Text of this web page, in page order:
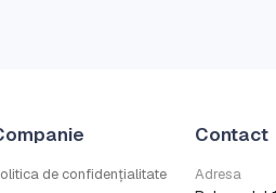
de confidențialitate
Contact
Adresa